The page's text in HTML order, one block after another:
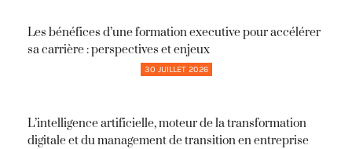
Les bénéfices d’une formation executive pour accélérer
sa carrière : perspectives et enjeux
30 JUILLET 2026
L’intelligence artificielle, moteur de la transformation
digitale et du management de transition en entreprise